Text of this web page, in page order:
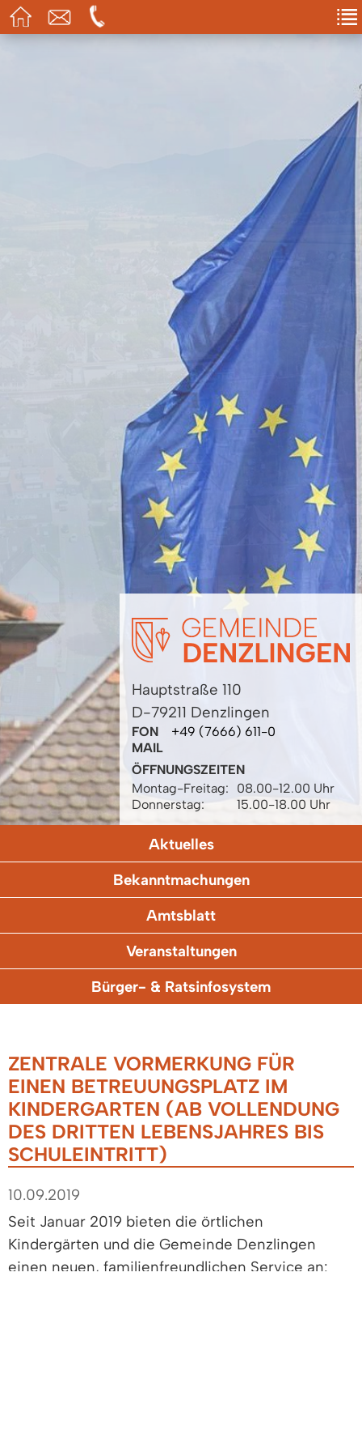
Hauptstraße 110
D-79211 Denzlingen
FON
+49 (7666) 611-0
MAIL
ÖFFNUNGSZEITEN
Montag-Freitag:
08.00-12.00 Uhr
Donnerstag:
15.00-18.00 Uhr
Aktuelles
Bekanntmachungen
Amtsblatt
Veranstaltungen
Bürger- & Ratsinfosystem
ZENTRALE VORMERKUNG FÜR
EINEN BETREUUNGSPLATZ IM
KINDERGARTEN (AB VOLLENDUNG
DES DRITTEN LEBENSJAHRES BIS
SCHULEINTRITT)
10.09.2019
Seit Januar 2019 bieten die örtlichen
Kindergärten und die Gemeinde Denzlingen
einen neuen, familienfreundlichen Service an: